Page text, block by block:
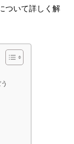
ついて詳しく解